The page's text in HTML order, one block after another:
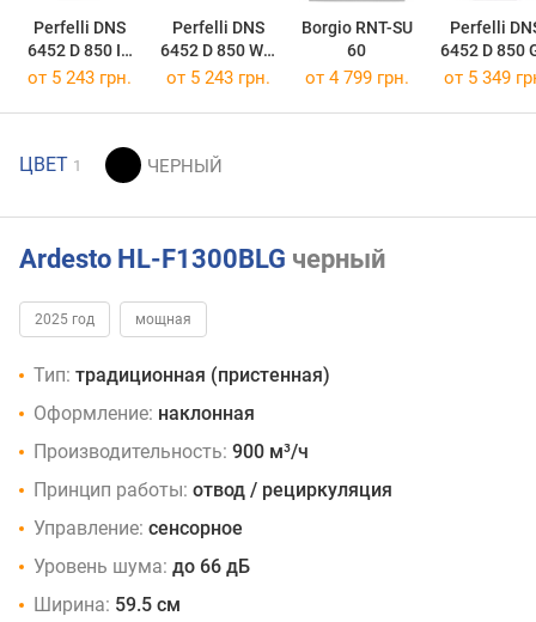
Perfelli DNS
6452 D 850 IV
LED
Perfelli DNS
6452 D 850 WH
LED
Borgio RNT-SU
60
Perfelli
6452 D 850
LED
от 5 243 грн. от 5 243 грн. от 4 799 грн. от 5 349
ЦВЕТ 1
Ardesto HL-F1300BLG черный
2025 год мощная
Тип: традиционная (пристенная)
Оформление: наклонная
Производительность: 900 м³/ч
Принцип работы: отвод / рециркуляция
Управление: сенсорное
Уровень шума: до 66 дБ
Ширина: 59.5 см